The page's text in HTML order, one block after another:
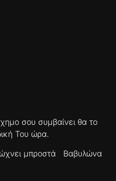
σου συμβαίνει θα το
Του ώρα.
μπροστά
Βαβυλώνα